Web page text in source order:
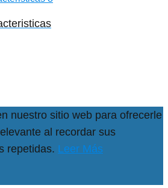
nuestro sitio web para ofrecerle
al recordar sus
repetidas. Leer Más